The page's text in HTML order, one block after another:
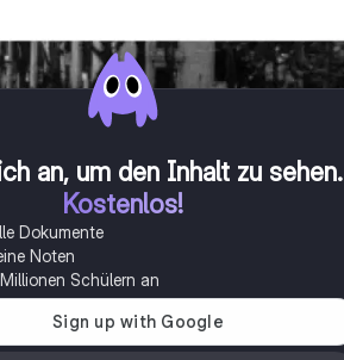
an, um den Inhalt zu sehen.
Kostenlos!
Dokumente
Noten
Schülern an